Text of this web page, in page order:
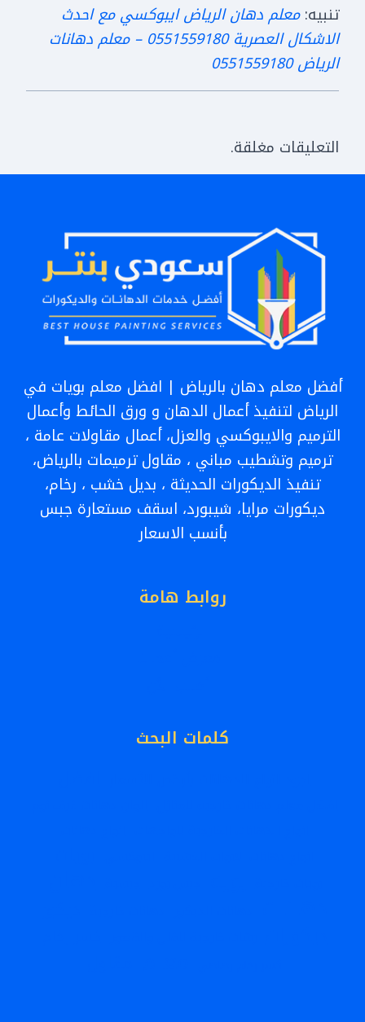
تنبيه:معلم دهان الرياض ايبوكسي مع احدث
الاشكال العصرية 0551559180 – معلم دهانات
الرياض 0551559180
التعليقات مغلقة.
أفضل معلم دهان بالرياض | افضل معلم بويات في
الرياض لتنفيذ أعمال الدهان و ورق الحائط وأعمال
الترميم والايبوكسي والعزل، أعمال مقاولات عامة ،
ترميم وتشطيب مباني ، مقاول ترميمات بالرياض،
تنفيذ الديكورات الحديثة ، بديل خشب ، رخام،
ديكورات مرايا، شيبورد، اسقف مستعارة جبس
بأنسب الاسعار
روابط هامة
كلمات البحث